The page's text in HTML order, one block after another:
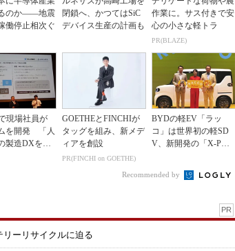
のか――地震
働停止相次ぐ
閉鎖へ、かつてはSiC
デバイス生産の計画も
作業に。サス付きで安
心の小さな軽トラ
PR(BLAZE)
現場社員が
を開発 「人
製造DXを自
GOETHEとFINCHIが
タッグを組み、新メデ
ィアを創設
PR(FINCHI on GOETHE)
BYDの軽EV「ラッ
コ」は世界初の軽SD
V、新開発の「X-PAC
Recommended by
PR
ーリサイクルに迫る